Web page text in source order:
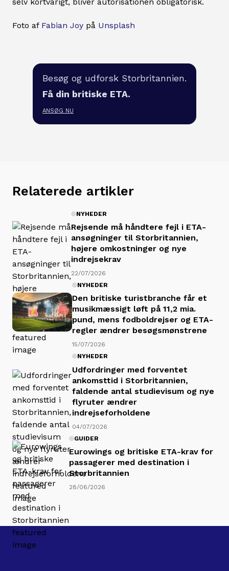
selv kortvarigt, bliver autorisationen obligatorisk.
Foto af Fabian Joy på Unsplash
Besøg og udforsk Storbritannien.
Få din britiske ETA.
ANSØG NU
Relaterede artikler
NYHEDER
Rejsende må håndtere fejl i ETA-
ansøgninger til Storbritannien,
højere omkostninger og nye
indrejsekrav
22/07/2026
NYHEDER
Den britiske turistbranche får et
musikmæssigt løft på 11,2 mia.
pund, mens fodboldrejser og ETA-
regler ændrer besøgsmønstrene
15/07/2026
NYHEDER
Udfordringer med forventet
ankomsttid i Storbritannien,
faldende antal studievisum og nye
flyruter ændrer
indrejseforholdene
04/07/2026
GUIDER
Eurowings og britiske ETA-krav for
passagerer med destination i
Storbritannien
28/06/2026